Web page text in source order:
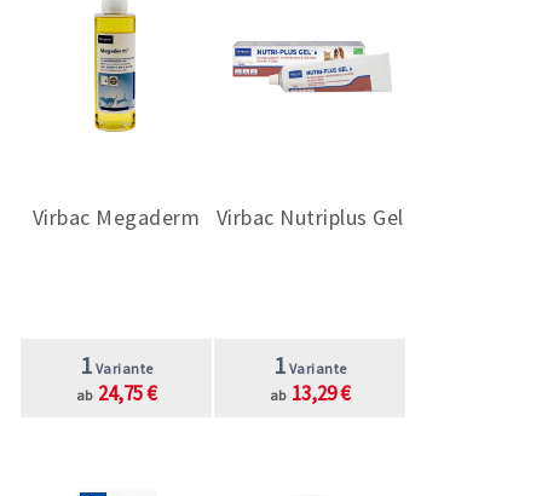
Virbac Megaderm
1 Variante
ab 24,75 €
Virbac Nutriplus Gel
1 Variante
ab 13,29 €